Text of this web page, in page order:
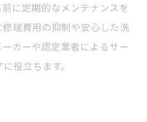
に定期的なメンテナンスを
理費用の抑制や安心した洗
カーや認定業者によるサー
役立ちます。